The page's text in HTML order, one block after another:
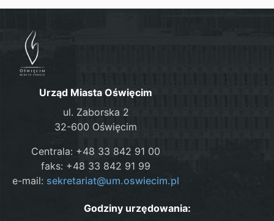
Urząd Miasta Oświęcim
ul. Zaborska 2
32-600 Oświęcim
Centrala: +48 33 842 91 00
faks: +48 33 842 91 99
e-mail: sekretariat@um.oswiecim.pl
Godziny urzędowania: